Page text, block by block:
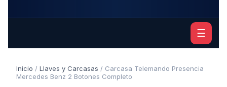
☰
Inicio / Llaves y Carcasas / Carcasa Telemando Presencia
Mercedes Benz 2 Botones Completo